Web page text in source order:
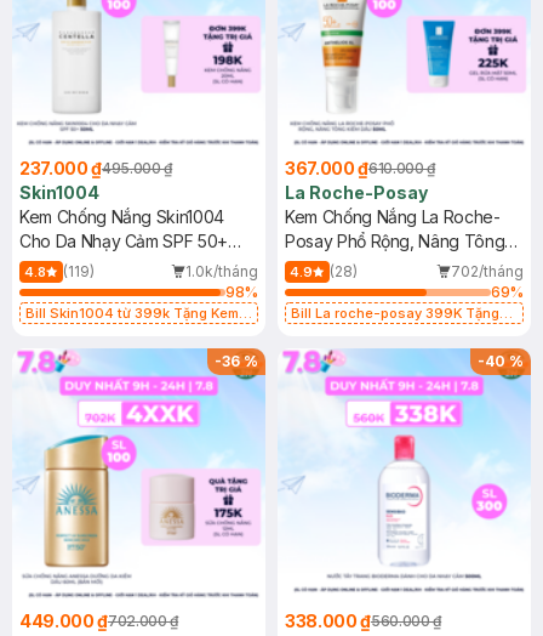
237.000 ₫495.000 ₫
Skin1004
Kem Chống Nắng Skin1004
Cho Da Nhạy Cảm SPF 50+
50ml
4.8 (119)
1.0k/tháng
98%
Bill Skin1004 từ 399k Tặng Kem
SPF 50+ 20ml (SL Có Hạn)
367.000 ₫610.000 ₫
La Roche-Posay
Kem Chống Nắng La Roche-
Posay Phổ Rộng, Nâng Tông
Kiềm Dầu 50ml
4.9 (28)
702/tháng
69%
Bill La roche-posay 399K Tặng
(SL có hạn)
-36%
449.000 ₫702.000 ₫
-40%
338.000 ₫560.000 ₫